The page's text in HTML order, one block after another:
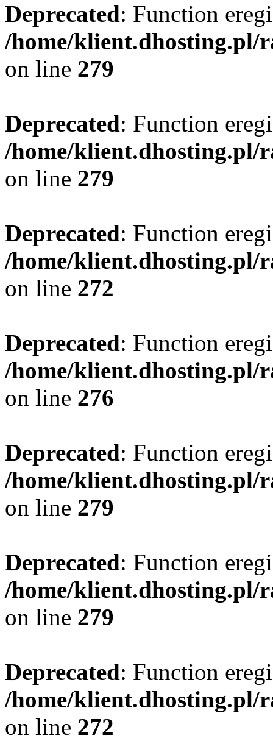
Deprecated: Function
/home/klient.dhosting.pl/
on line 279
Deprecated: Function
/home/klient.dhosting.pl/
on line 279
Deprecated: Function
/home/klient.dhosting.pl/
on line 272
Deprecated: Function
/home/klient.dhosting.pl/
on line 276
Deprecated: Function
/home/klient.dhosting.pl/
on line 279
Deprecated: Function
/home/klient.dhosting.pl/
on line 279
Deprecated: Function
/home/klient.dhosting.pl/
on line 272